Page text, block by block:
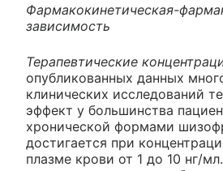
Фармакокинетическая-
зависимость
Терапевтические
опубликованных данных
клинических исследований
эффект у большинства
хронической формами
достигается при
плазме крови от 1 до 10 нг/